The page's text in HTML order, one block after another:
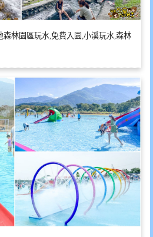
森林園區玩水,免費入園,小溪玩水,森林